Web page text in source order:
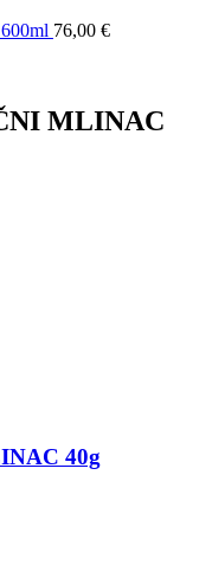
76,00 €
MLINAC
40g